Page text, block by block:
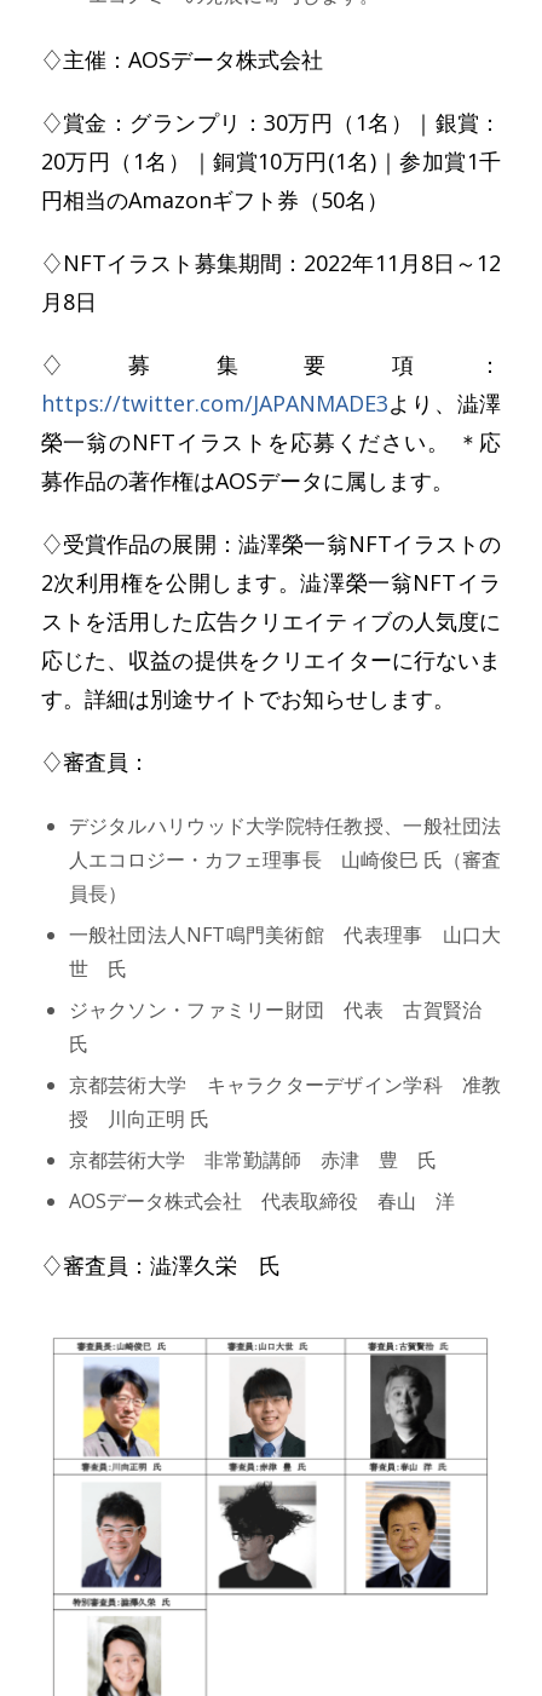
♢主催：AOSデータ株式会社
♢賞金：グランプリ：30万円（1名）｜銀賞：
20万円（1名）｜銅賞10万円(1名)｜参加賞1千
円相当のAmazonギフト券（50名）
♢NFTイラスト募集期間：2022年11月8日～12
月8日
♢募集要項：
https://twitter.com/JAPANMADE3より、澁澤
榮一翁のNFTイラストを応募ください。 ＊応
募作品の著作権はAOSデータに属します。
♢受賞作品の展開：澁澤榮一翁NFTイラストの
2次利用権を公開します。澁澤榮一翁NFTイラ
ストを活用した広告クリエイティブの人気度に
応じた、収益の提供をクリエイターに行ないま
す。詳細は別途サイトでお知らせします。
♢審査員：
デジタルハリウッド大学院特任教授、一般社団法
人エコロジー・カフェ理事長 山崎俊巳 氏（審査
員長）
一般社団法人NFT鳴門美術館 代表理事 山口大
世 氏
ジャクソン・ファミリー財団 代表 古賀賢治
氏
京都芸術大学 キャラクターデザイン学科 准教
授 川向正明 氏
京都芸術大学 非常勤講師 赤津 豊 氏
AOSデータ株式会社 代表取締役 春山 洋
♢審査員：澁澤久栄 氏